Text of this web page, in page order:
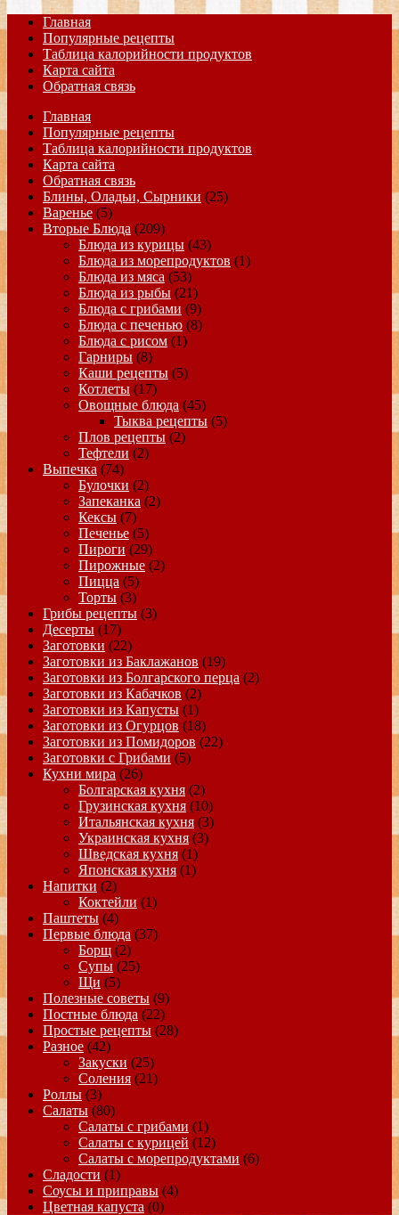
Главная
Популярные рецепты
Таблица калорийности продуктов
Карта сайта
Обратная связь
Главная
Популярные рецепты
Таблица калорийности продуктов
Карта сайта
Обратная связь
Блины, Оладьи, Сырники (25)
Варенье (5)
Вторые Блюда (209)
Блюда из курицы (43)
Блюда из морепродуктов (1)
Блюда из мяса (53)
Блюда из рыбы (21)
Блюда с грибами (9)
Блюда с печенью (8)
Блюда с рисом (1)
Гарниры (8)
Каши рецепты (5)
Котлеты (17)
Овощные блюда (45)
Тыква рецепты (5)
Плов рецепты (2)
Тефтели (2)
Выпечка (74)
Булочки (2)
Запеканка (2)
Кексы (7)
Печенье (5)
Пироги (29)
Пирожные (2)
Пицца (5)
Торты (3)
Грибы рецепты (3)
Десерты (17)
Заготовки (22)
Заготовки из Баклажанов (19)
Заготовки из Болгарского перца (2)
Заготовки из Кабачков (2)
Заготовки из Капусты (1)
Заготовки из Огурцов (18)
Заготовки из Помидоров (22)
Заготовки с Грибами (5)
Кухни мира (26)
Болгарская кухня (2)
Грузинская кухня (10)
Итальянская кухня (3)
Украинская кухня (3)
Шведская кухня (1)
Японская кухня (1)
Напитки (2)
Коктейли (1)
Паштеты (4)
Первые блюда (37)
Борщ (2)
Супы (25)
Щи (5)
Полезные советы (9)
Постные блюда (22)
Простые рецепты (28)
Разное (42)
Закуски (25)
Соления (21)
Роллы (3)
Салаты (80)
Салаты с грибами (1)
Салаты с курицей (12)
Салаты с морепродуктами (6)
Сладости (1)
Соусы и приправы (4)
Цветная капуста (0)